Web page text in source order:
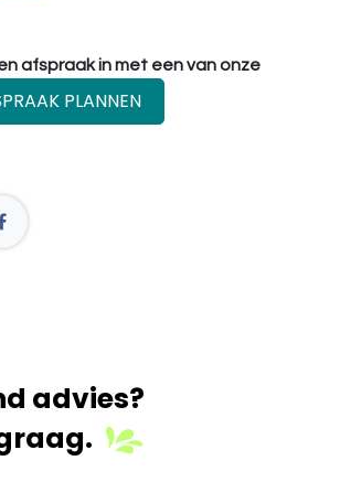
afspraak in met een van onze
PLANNEN
advies?